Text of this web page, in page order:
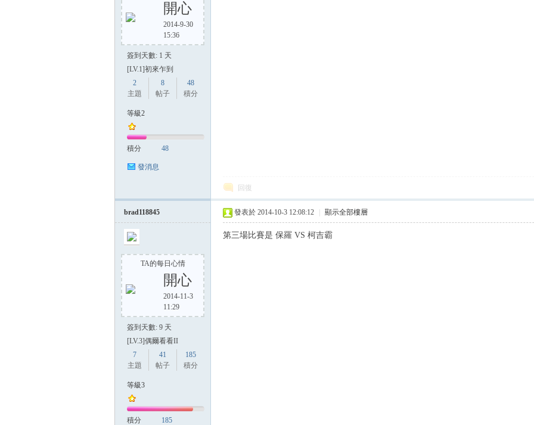
開心
2014-9-30
15:36
簽到天數: 1 天
[LV.1]初來乍到
2
主題
8
帖子
48
積分
等級2
積分 48
發消息
回復
brad118845
TA的每日心情
開心
2014-11-3
11:29
簽到天數: 9 天
[LV.3]偶爾看看II
7
主題
41
帖子
185
積分
等級3
積分 185
發表於 2014-10-3 12:08:12 顯示全部樓層
第三場比賽是 保羅 VS 柯吉霸